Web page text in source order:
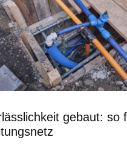
gebaut: so